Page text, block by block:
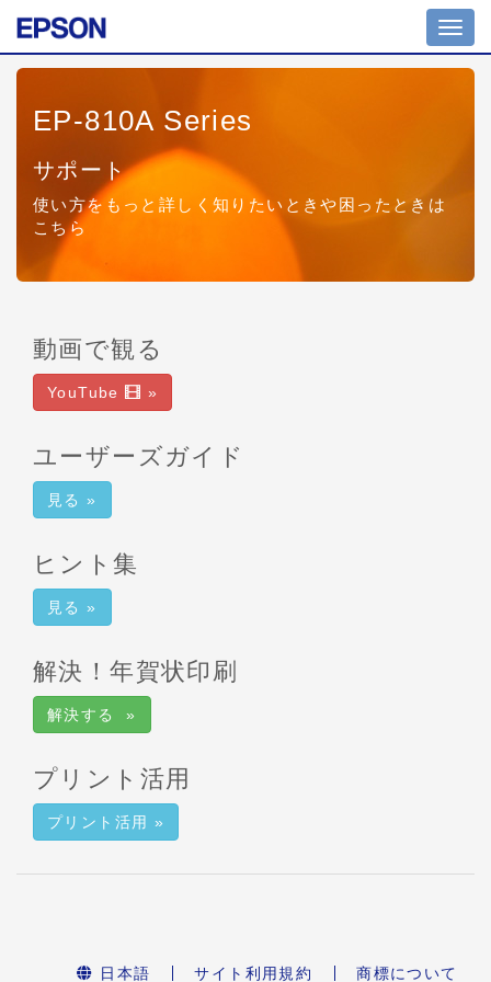
EP-810A Series
サポート
使い方をもっと詳しく知りたいときや困ったときは
こちら
動画で観る
YouTube »
ユーザーズガイド
見る »
ヒント集
見る »
解決！年賀状印刷
解決する »
プリント活用
プリント活用 »
日本語 サイト利用規約 商標について